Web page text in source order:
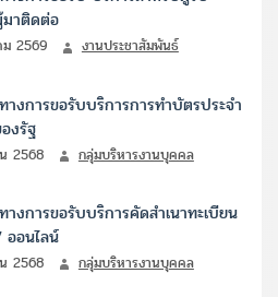
าติดต่อ
ม 2569
งานประชาสัมพันธ์
งการขอรับบริการการทำบัตรประจำ
งรัฐ
2568
กลุ่มบริหารงานบุคคล
งการขอรับบริการคัดสำเนาทะเบียน
ออนไลน์
2568
กลุ่มบริหารงานบุคคล